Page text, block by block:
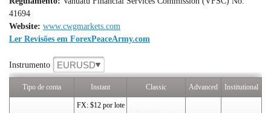
41694
Website: www.cwgmarkets.com
Ler Revisões em ForexPeaceArmy.com
Instrumento EURUSD
Tipo de conta Instant Classic Advanced Institutional
FX: $12 por lote